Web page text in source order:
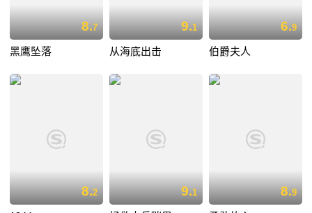
8.7
黑鹰坠落
9.1
从海底出击
6.9
伯爵夫人
8.2 9.1 8.9